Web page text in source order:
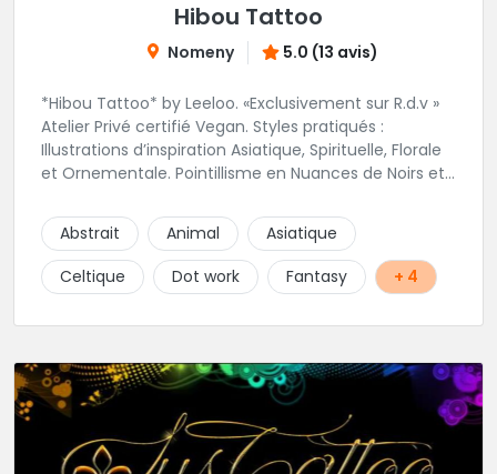
Hibou Tattoo
Nomeny 5.0 (13 avis)
*Hibou Tattoo* by Leeloo. «Exclusivement sur R.d.v »
Atelier Privé certifié Vegan. Styles pratiqués :
Illustrations d’inspiration Asiatique, Spirituelle, Florale
et Ornementale. Pointillisme en Nuances de Noirs et
de l’Atelier :
https://www.facebook.com/HibouTattoos
Abstrait Animal
Asiatique
Celtique
Dot work Fantasy + 4